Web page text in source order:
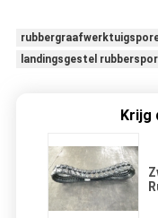
landingsgestel
Krijg